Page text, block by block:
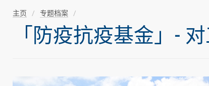
主页 专题档案
「防疫抗疫基金」-